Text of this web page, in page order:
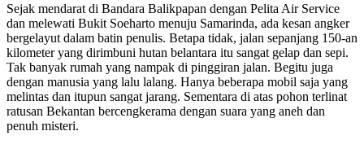
Sejak mendarat di Bandara Balikpapan dengan Pelita Air Service
dan melewati Bukit Soeharto menuju Samarinda, ada kesan angker
bergelayut dalam batin penulis. Betapa tidak, jalan sepanjang 150-an
kilometer yang dirimbuni hutan belantara itu sangat gelap dan sepi.
Tak banyak rumah yang nampak di pinggiran jalan. Begitu juga
dengan manusia yang lalu lalang. Hanya beberapa mobil saja yang
melintas dan itupun sangat jarang. Sementara di atas pohon terlinat
ratusan Bekantan bercengkerama dengan suara yang aneh dan
penuh misteri.